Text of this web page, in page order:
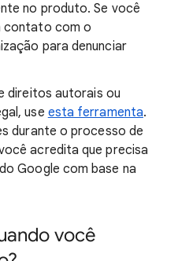
no produto. Se você
contato com o
para denunciar
direitos autorais ou
use esta ferramenta.
durante o processo de
acredita que precisa
Google com base na
você